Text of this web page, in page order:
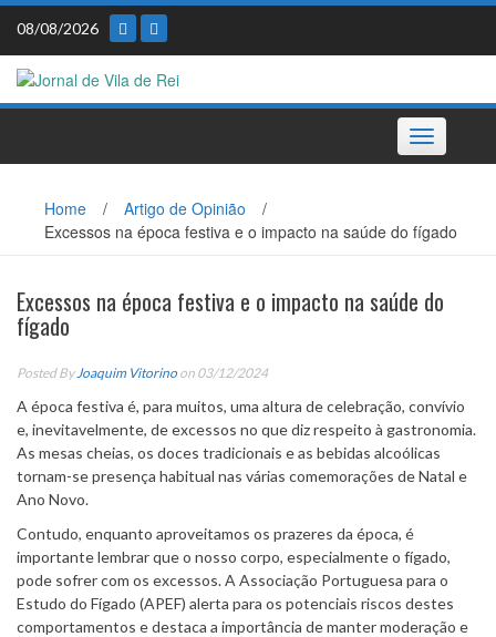
Skip
content
08/08/2026
Toggle
navigation
Home / Artigo de Opinião
/
Excessos na época festiva e o impacto na saúde do fígado
Excessos na época festiva e o impacto na saúde do
fígado
Posted By Joaquim Vitorino on 03/12/2024
A época festiva é, para muitos, uma altura de celebração, convívio
e, inevitavelmente, de excessos no que diz respeito à gastronomia.
As mesas cheias, os doces tradicionais e as bebidas alcoólicas
tornam-se presença habitual nas várias comemorações de Natal e
Ano Novo.
Contudo, enquanto aproveitamos os prazeres da época, é
importante lembrar que o nosso corpo, especialmente o fígado,
pode sofrer com os excessos. A Associação Portuguesa para o
Estudo do Fígado (APEF) alerta para os potenciais riscos destes
comportamentos e destaca a importância de manter moderação e